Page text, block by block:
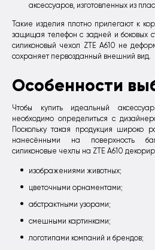
аксессуаров, изготовленных из
Такие изделия плотно прилегают к
защищая телефон с задней и боковых
силиконовый чехол ZTE A610 не
сохраняет первозданный внешний вид.
Особенности
Чтобы купить идеальный
необходимо определиться с
Поскольку такая продукция широко
нанесёнными на поверхность
силиконовые чехлы на ZTE A610
изображениями животных;
цветочными орнаментами;
абстрактными узорами;
смешными картинками;
логотипами компаний и брендов;